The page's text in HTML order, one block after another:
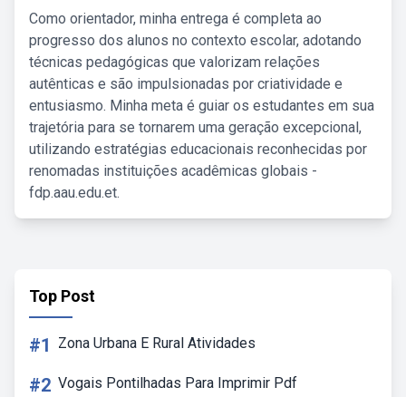
Como orientador, minha entrega é completa ao
progresso dos alunos no contexto escolar, adotando
técnicas pedagógicas que valorizam relações
autênticas e são impulsionadas por criatividade e
entusiasmo. Minha meta é guiar os estudantes em sua
trajetória para se tornarem uma geração excepcional,
utilizando estratégias educacionais reconhecidas por
renomadas instituições acadêmicas globais -
fdp.aau.edu.et.
Top Post
#1 Zona Urbana E Rural Atividades
#2 Vogais Pontilhadas Para Imprimir Pdf